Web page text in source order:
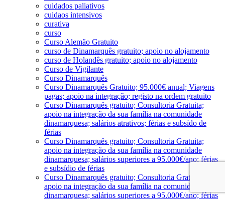
cuidados paliativos
cuidaos intensivos
curativa
curso
Curso Alemão Gratuito
curso de Dinamarquês gratuito; apoio no alojamento
curso de Holandês gratuito; apoio no alojamento
Curso de Vigilante
Curso Dinamarquês
Curso Dinamarquês Gratuito; 95.000€ anual; Viagens
pagas; apoio na integração; registo na ordem gratuito
Curso Dinamarquês gratuito; Consultoria Gratuita;
apoio na integração da sua família na comunidade
dinamarquesa; salários atrativos; férias e subsído de
férias
Curso Dinamarquês gratuito; Consultoria Gratuita;
apoio na integração da sua família na comunidade
dinamarquesa; salários superiores a 95.000€/ano; férias
e subsídio de férias
Curso Dinamarquês gratuito; Consultoria Gratuita;
apoio na integração da sua família na comunidade
dinamarquesa; salários superiores a 95.000€/ano; férias